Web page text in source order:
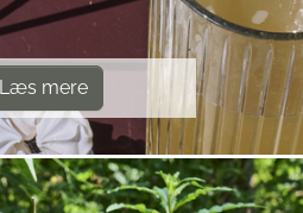
Læs mere